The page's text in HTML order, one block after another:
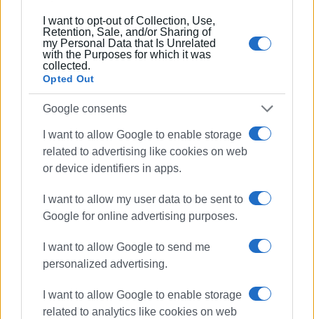
I want to opt-out of Collection, Use,
Retention, Sale, and/or Sharing of
my Personal Data that Is Unrelated
with the Purposes for which it was
collected.
Opted Out
Google consents
I want to allow Google to enable storage
related to advertising like cookies on web
or device identifiers in apps.
I want to allow my user data to be sent to
Google for online advertising purposes.
I want to allow Google to send me
personalized advertising.
I want to allow Google to enable storage
related to analytics like cookies on web
Εμφανίσεις: 102
Ακολουθήστε το enimerosi στο
Συνδρομητές στο e-paper